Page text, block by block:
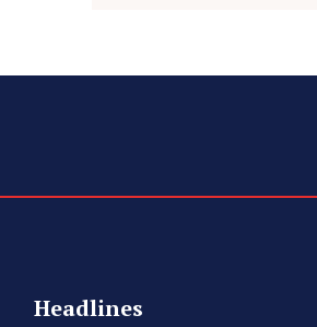
Headlines